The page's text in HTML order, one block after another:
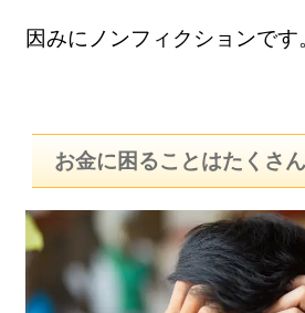
因みにノンフィクションです
お金に困ることはたくさ